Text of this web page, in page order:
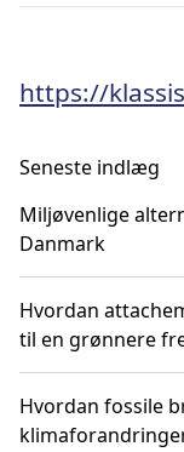
https://
Seneste indlæg
Miljøvenlige
Danmark
Hvordan
til en grønnere
Hvordan fossile